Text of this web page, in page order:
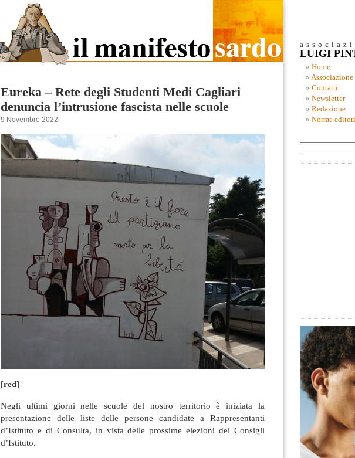
Eureka – Rete degli Studenti Medi Cagliari
denuncia l’intrusione fascista nelle scuole
9 Novembre 2022
[red]
Negli ultimi giorni nelle scuole del nostro territorio è iniziata la
presentazione delle liste delle persone candidate a Rappresentanti
d’Istituto e di Consulta, in vista delle prossime elezioni dei Consigli
d’Istituto.
LUIGI
Home
Associazione
Contatti
Newsletter
Redazione
Norme